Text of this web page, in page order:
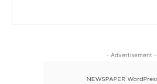
- Advertisement -